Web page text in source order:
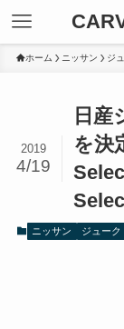
ホーム ニッサン ジ
日産
を決
2019
4/19
ニッサン ジューク